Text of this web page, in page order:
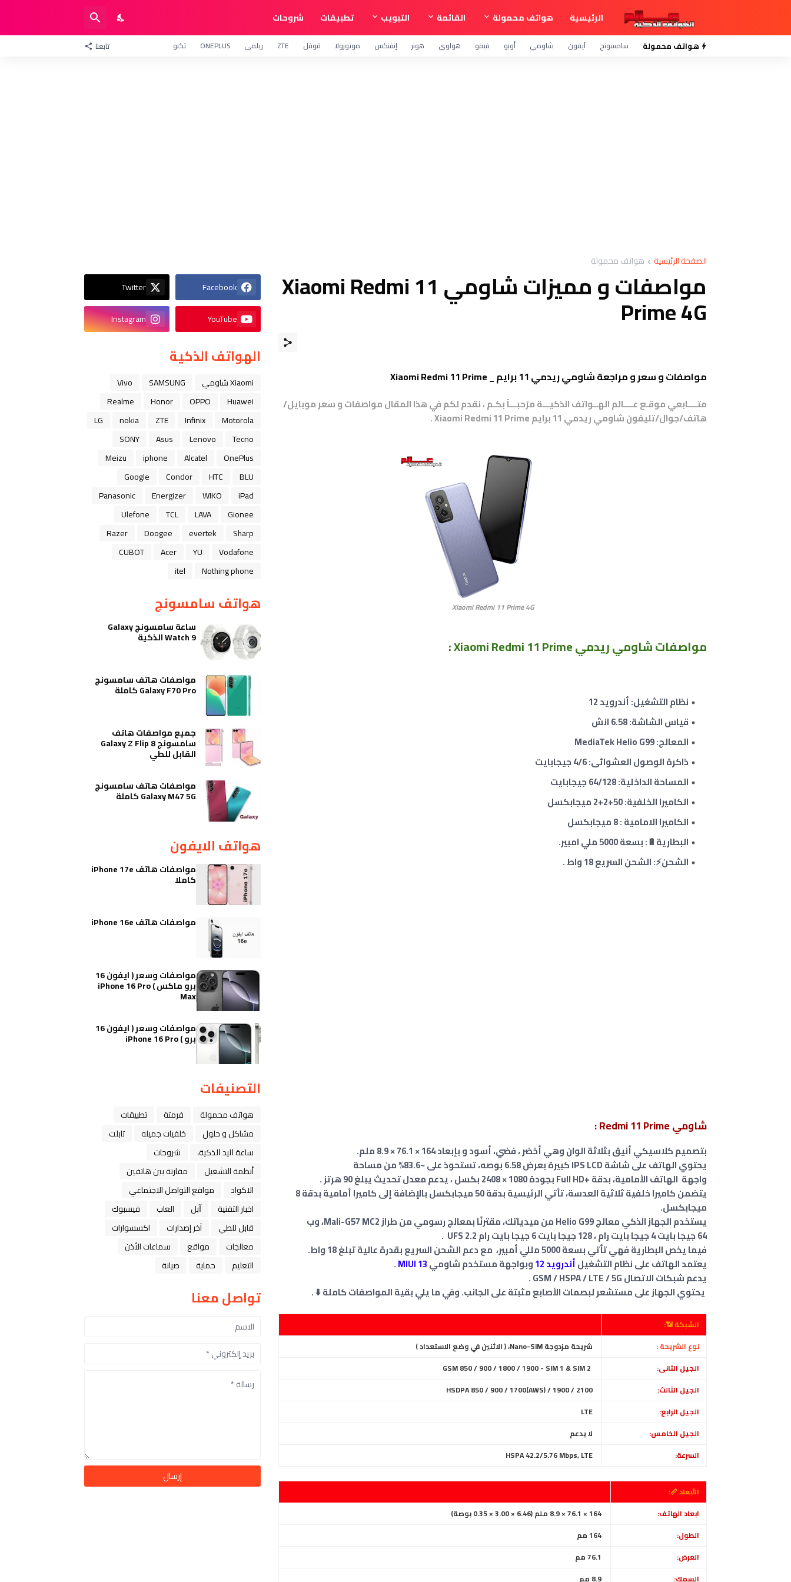
الرئيسية هواتف محمولة القائمة التبويب تطبيقات شروحات
هواتف محمولة سامسونج آيفون شاومي أوبو فيفو هواوي هونر إنفنكس موتورولا قوقل ZTE ريلمي ONEPLUS تكنو تابعنا
الصفحة الرئيسية هواتف محمولة
مواصفات و مميزات شاومي Xiaomi Redmi 11
Prime 4G
مواصفات و سعر و مراجعة شاومي ريدمي 11 برايم _ Xiaomi Redmi 11 Prime
متــــابعي موقـع عــــالم الهــواتف الذكيـــة مرْحبـــاً بكـم ، نقدم لكم في هذا المقال مواصفات و سعر موبايل/
هاتف/جوال/تليفونشاومي ريدمي 11 برايم Xiaomi Redmi 11 Prime .
Xiaomi Redmi 11 Prime 4G
مواصفات شاومي ريدمي Xiaomi Redmi 11 Prime :
نظام التشغيل: أندرويد 12
قياس الشاشة: 6.58 انش
المعالج: MediaTek Helio G99
ذاكرة الوصول العشوائى: 4/6 جيجابايت
المساحة الداخلية: 64/128 جيجابايت
الكاميرا الخلفية: 50
+2+2 ميجابكسل
الكاميرا الامامية : 8 ميجابكسل
البطارية🔋: بسعة 5000 ملي امبير.
الشحن⚡: الشحن السريع 18 واط .
شاومي Redmi 11 Prime :
بتصميم كلاسيكي أنيق بثلاثة الوان وهي أخضر ، فضي، أسود و بإبعاد 164 × 76.1 × 8.9 ملم.
يحتوي الهاتف على شاشة IPS LCD كبيرة بعرض 6.58 بوصه، تستحوذ على ~83.6% من مساحة
واجهة الهاتف الأمامية، بدقة +Full HD بجودة 1080 × 2408 بكسل ، يدعم معدل تحديث يبلغ 90 هرتز .
يتضمن كاميرا خلفية ثلاثية العدسة، تأتي الرئيسية بدقة 50 ميجابكسل بالإضافة إلى كاميرا أمامية بدقة 8
ميجابكسل.
يستخدم الجهاز الذكي معالج Helio G99 من ميدياتك، مقترنًا بمعالج رسومي من طراز Mali-G57 MC2، وب
64 جيجا بايت 4 جيجا بايت رام ، 128 جيجا بايت 6 جيجا بايت رام UFS 2.2 .
فيما يخص البطارية فهي تأتي بسعة 5000 مللي أمبير، مع دعم الشحن السريع بقدرة عالية تبلغ 18 واط.
يعتمد الهاتف على نظام التشغيلأندرويد 12 وبواجهة مستخدم شاوميMIUI 13
.
يدعم شبكات الاتصال GSM / HSPA / LTE / 5G .
يحتوي الجهاز على مستشعر لبصمات الأصابع مثبتة على الجانب. وفي ما يلي بقية المواصفات كاملة ⬇️ .
الشبكة 📶:
نوع الشريحة :
شريحة مزدوجة Nano-SIM، ( الاثنين في وضع الاستعداد )
الجيل الثانى:
الجيل الثالث:
HSDPA 850 / 900 / 1700(AWS) / 1900 / 2100
الجيل الرابع:
LTE
الجيل الخامس:
لا يدعم
السرعة:
HSPA 42.2/5.76 Mbps, LTE
الأبعاد 📏:
ابعاد الهاتف:
164 × 76.1 × 8.9 ملم (6.46 × 3.00 × 0.35 بوصة)
الطول:
164مم
العرض:
مم
السمك:
8.9 مم
Facebook
Twitter
YouTube
Instagram
الهواتف الذكية
Xiaomi شاومي SAMSUNG
Vivo
Huawei
OPPO
Honor
Realme
Motorola
Infinix
ZTE
nokia
LG
Tecno
Lenovo
Asus
SONY
OnePlus
Alcatel
iphone
Meizu
BLU
HTC
Condor
Google
iPad
WIKO
Energizer
Panasonic
Gionee
LAVA
TCL
Ulefone
Sharp
evertek
Doogee
Razer
Vodafone
YU
Acer
CUBOT
Nothing phone
itel
هواتف سامسونج
ساعة سامسونج Galaxy
Watch 9 الذكية
مواصفات هاتف سامسونج
Galaxy F70 Pro كاملة
جميع مواصفات هاتف
سامسونج Galaxy Z Flip 8
القابل للطي
مواصفات هاتف سامسونج
Galaxy M47 5G كاملة
هواتف الايفون
مواصفات هاتف iPhone 17e
كاملا
مواصفات هاتف iPhone 16e
مواصفات وسعر ( ايفون 16
برو ماكس ) iPhone 16 Pro
Max
مواصفات وسعر ( ايفون 16
برو ) iPhone 16 Pro
التصنيفات
هواتف محمولة فرمتة
تطبيقات
مشاكل و حلول
خلفيات جميله
تابلت
ﺳﺎﻋﺔ ﺍﻟﻴﺪ ﺍﻟﺬﻛﻴﺔ،
شروحات
أنظمة التشغيل
مقارنة بين هاتفين
الاكواد
مواقع التواصل الاجتماعي
اخبار التقنية
ﺁﺑﻞ العاب
فيسبوك
قابل للطي
آخر إصدارات
اكسسوارات
معالجات
مواقع
سماعات الأذن
التعليم
حماية صيانة
تواصل معنا